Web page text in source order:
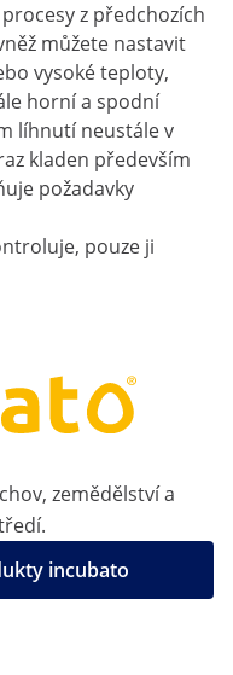
z předchozích
můžete nastavit
vysoké teploty,
horní a spodní
líhnutí neustále v
kladen především
požadavky
pouze ji
zemědělství a
incubato